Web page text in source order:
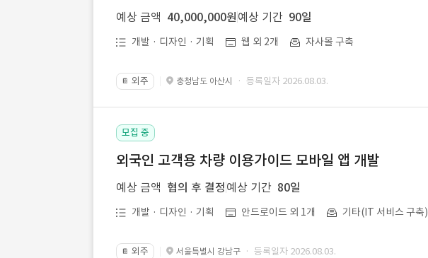
예상 금액 40,000,000원 예상 기간 90일
개발 · 디자인 · 기획 웹 외 2개 자사몰 구축
📔 외주 충청남도 아산시 · 등록일자 2026.08.03.
모집 중
외국인 고객용 차량 이용가이드 모바일 앱 개발
예상 금액 협의 후 결정 예상 기간 80일
개발 · 디자인 · 기획 안드로이드 외 1개 기타(IT 서비스 구축)
📔 외주 서울특별시 강남구 · 등록일자 2026.08.03.